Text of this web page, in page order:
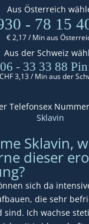
Aus Österreich
- 78 15
€ 2,17 / Min aus
Aus der Schweiz
- 33 33 88
CHF 3,13 / Min aus der
Telefonsex
Sklavin
Sklavin,
dieser
sich da
die sehr
sind. Ich wachse